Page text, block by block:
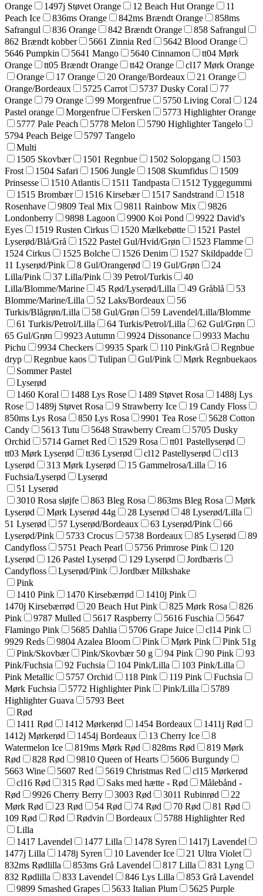
Orange
1497j Støvet Orange 12 Beach Hut Orange
11
Peach Ice
836ms Orange 842ms Brændt Orange
858ms
Safrangul
836 Orange 842 Brændt Orange
858 Safrangul
862 Brændt kobber
5661 Zinnia Red
5642 Blood Orange
5646 Pumpkin
5641 Mango 5640 Cinnamon
tt04 Mørk
Orange
tt05 Brændt Orange tt42 Orange
cl17 Mørk Orange
Orange
17 Orange 20 Orange/Bordeaux
21 Orange
Orange/Bordeaux
5725 Carrot 5737 Dusky Coral
77
Orange
79 Orange 99 Morgenfrue 5750 Living Coral
124
Pastel orange
Morgenfrue Fersken
5773 Highlighter Orange
5777 Pale Peach
5778 Melon
5790 Highlighter Tangelo
5794 Peach Beige
5797 Tangelo
Multi
1505 Skovbær
1501 Regnbue 1502 Solopgang
1503
Frost
1504 Safari 1506 Jungle 1508 Skumfidus
1509
Prinsesse
1510 Atlantis 1511 Tandpasta
1512 Tyggegummi
1515 Brombær
1516 Kirsebær 1517 Sandstrand
1518
Rosenhave
9809 Teal Mix 9811 Rainbow Mix
9826
Londonberry
9898 Lagoon 9900 Koi Pond
9922 David's
Eyes
1519 Rusten Cirkus 1520 Mælkebøtte
1521 Pastel
Lyserød/Blå/Grå
1522 Pastel Gul/Hvid/Grøn
1523 Flamme
1524 Cirkus
1525 Bolche 1526 Denim
1527 Skildpadde
11 Lyserød/Pink
8 Gul/Orangerød 19 Gul/Grøn
24
Lilla/Pink
37 Lilla/Pink 39 Petrol/Turkis
40
Lilla/Blomme/Marine
45 Rød/Lyserød/Lilla 49 Gråblå
53
Blomme/Marine/Lilla
52 Laks/Bordeaux
56
Turkis/Blågrøn/Lilla
58 Gul/Grøn
59 Lavendel/Lilla/Blomme
61 Turkis/Petrol/Lilla
64 Turkis/Petrol/Lilla
62 Gul/Grøn
65 Gul/Grøn
9923 Autumn 9924 Dissonance
9933 Machu
Pichu
9934 Checkers 9935 Spark 110 Pink/Grå
Regnbue
dryp
Regnbue kaos Tulipan Gul/Pink
Mørk Regnbuekaos
Sommer Pastel
Lyserød
1460 Koral
1488 Lys Rose 1489 Støvet Rosa
1488j Lys
Rose
1489j Støvet Rosa 9 Strawberry Ice
19 Candy Floss
850ms Lys Rosa
850 Lys Rosa 9901 Tea Rose
5628 Cotton
Candy
5613 Tutu 5648 Strawberry Cream
5705 Dusky
Orchid
5714 Garnet Red 1529 Rosa
tt01 Pastellyserød
tt03 Mørk Lyserød
tt36 Lyserød cl12 Pastellyserød
cl13
Lyserød
313 Mørk Lyserød 15 Gammelrosa/Lilla
16
Fuchsia/Lyserød
Lyserød
51 Lyserød
3010 Rosa sløjfe
863 Bleg Rosa 863ms Bleg Rosa
Mørk
Lyserød
Mørk Lyserød 44g 28 Lyserød
48 Lyserød/Lilla
51 Lyserød
57 Lyserød/Bordeaux 63 Lyserød/Pink
66
Lyserød/Pink
5733 Crocus 5738 Bordeaux 85 Lyserød
89
Candyfloss
5751 Peach Pearl 5756 Primrose Pink
120
Lyserød
126 Pastel Lyserød 129 Lyserød
Jordbæris
Candyfloss
Lyserød/Pink
Jordbær Milkshake
Pink
1410 Pink
1470 Kirsebærrød
1410j Pink
1470j Kirsebærrød
20 Beach Hut Pink 825 Mørk Rosa
826
Pink
9787 Mulled 5617 Raspberry 5616 Fuschia
5647
Flamingo Pink
5685 Dahlia 5706 Grape Juice
cl14 Pink
9929 Reds
9804 Azalea Bloom Pink Mørk Pink
Pink 51g
Pink/Skovbær
Pink/Skovbær 50 g 94 Pink 90 Pink
93
Pink/Fuchsia
92 Fuchsia 104 Pink/Lilla
103 Pink/Lilla
Pink Metallic
5757 Orchid 118 Pink 119 Pink
Fuchsia
Mørk Fuchsia
5772 Highlighter Pink Pink/Lilla
5789
Highlighter Guava
5793 Beet
Rød
1411 Rød
1412 Mørkerød 1454 Bordeaux
1411j Rød
1412j Mørkerød
1454j Bordeaux 13 Cherry Ice
8
Watermelon Ice
819ms Mørk Rød 828ms Rød
819 Mørk
Rød
828 Rød 9810 Queen of Hearts
5606 Burgundy
5663 Wine
5607 Red 5619 Christmas Red
cl15 Mørkerød
cl16 Rød
315 Rød Saks med hætte - Rød
Målebånd -
Rød
9926 Cherry Berry 3003 Rød 3011 Rubinrød
22
Mørk Rød
23 Rød 54 Rød 74 Rød 70 Rød
81 Rød
109 Rød
Rød Rødvin Bordeaux
5788 Highlighter Red
Lilla
1417 Lavendel
1477 Lilla 1478 Syren
1417j Lavendel
1477j Lilla
1478j Syren 10 Lavender Ice
21 Ultra Violet
832ms Rødlilla
853ms Grå Lavendel 817 Lilla
831 Lyng
832 Rødlilla
833 Lavendel 846 Lys Lilla
853 Grå Lavendel
9899 Smashed Grapes
5633 Italian Plum
5625 Purple